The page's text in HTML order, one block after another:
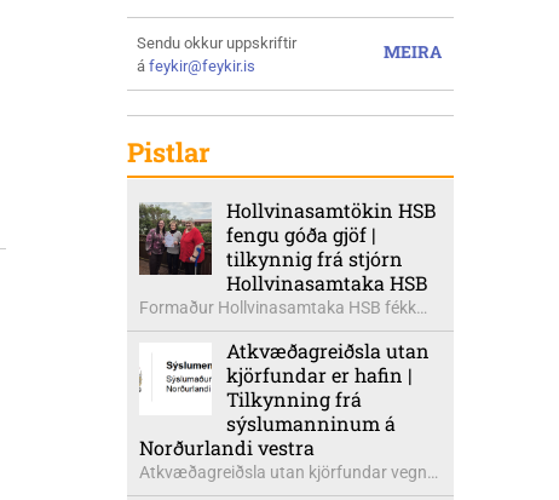
MEIRA
Sendu okkur uppskriftir
á feykir@feykir.is
Pistlar
Hollvinasamtökin HSB
fengu góða gjöf |
tilkynnig frá stjórn
Hollvinasamtaka HSB
Formaður Hollvinasamtaka HSB fékk
heldur betur góða heimsók þann 5.
ágúst síðastliðinn. Þarna voru mættar
þær Ingibjörg á Auðólfsstöðum
formaður Kvenfélags
Bólstaðarhlíðarhrepps og Guðrún á
Auðkúlu formaður Kvenfélags
Svínavatnshrepps. Afhentu þær
Atkvæðagreiðsla utan
kjörfundar er hafin |
Tilkynning frá
sýslumanninum á
Norðurlandi vestra
Atkvæðagreiðsla utan kjörfundar vegna